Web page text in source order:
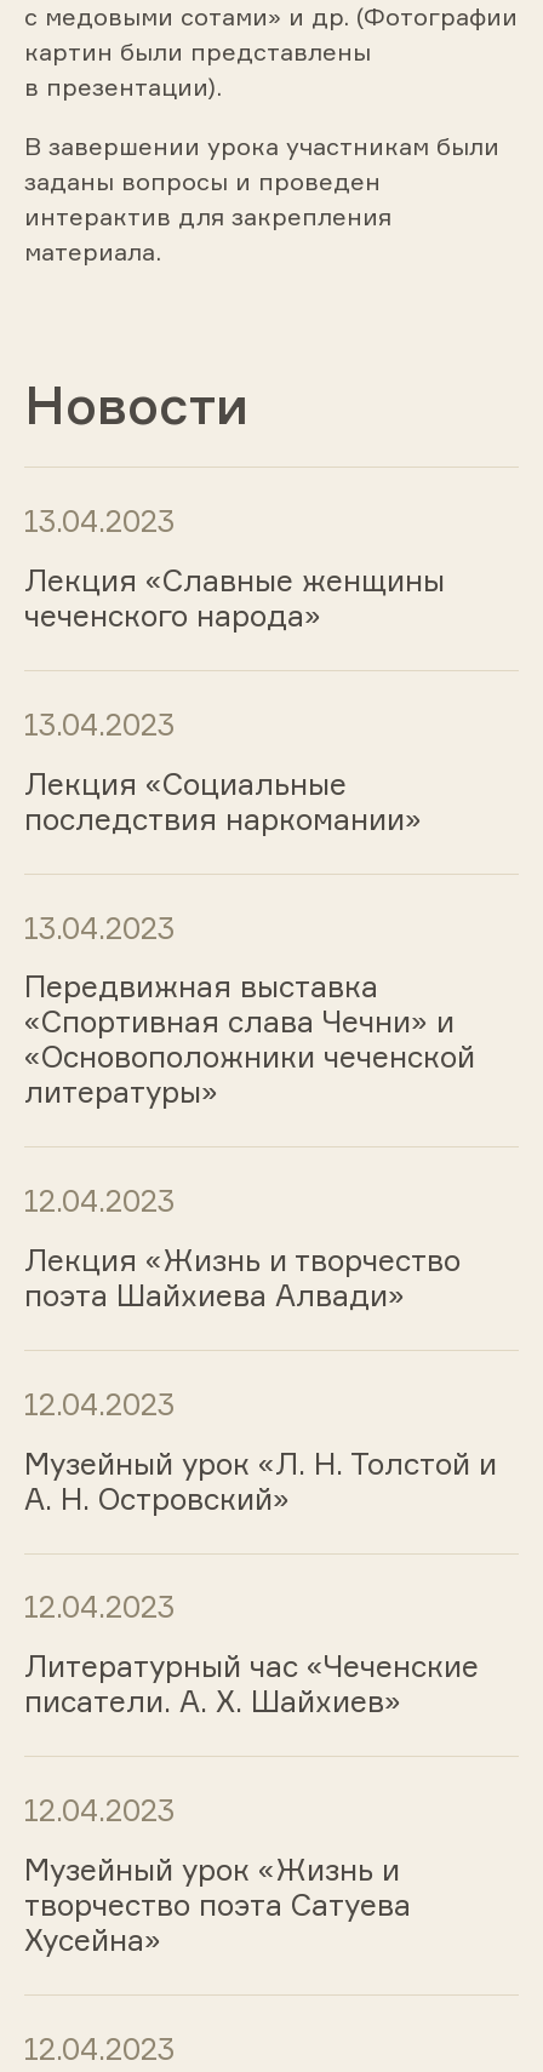
с медовыми сотами» и др. (Фотографии
картин были представлены
в презентации).
В завершении урока участникам были
заданы вопросы и проведен
интерактив для закрепления
материала.
Новости
13.04.2023
Лекция «Славные женщины
чеченского народа»
13.04.2023
Лекция «Социальные
последствия наркомании»
13.04.2023
Передвижная выставка
«Спортивная слава Чечни» и
«Основоположники чеченской
литературы»
12.04.2023
Лекция «Жизнь и творчество
поэта Шайхиева Алвади»
12.04.2023
Музейный урок «Л. Н. Толстой и
А. Н. Островский»
12.04.2023
Литературный час «Чеченские
писатели. А. Х. Шайхиев»
12.04.2023
Музейный урок «Жизнь и
творчество поэта Сатуева
Хусейна»
12.04.2023